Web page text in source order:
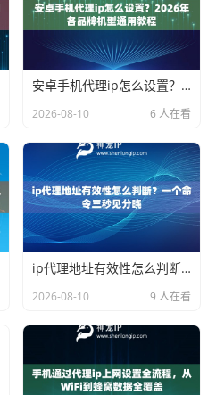
安卓手机代理ip怎么设置？2026年各品牌机型通用教程
2026-08-10 6 人在看
ip代理地址有效性怎么判断？一个命令三秒见分晓
2026-08-10 9 人在看